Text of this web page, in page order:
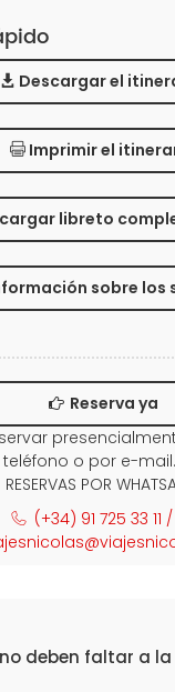
Descargar el
Imprimir el
libreto
sobre los
Reserva ya
o por e-mail.
RESERVAS POR
(+34) 91 725 33 11
deben faltar a